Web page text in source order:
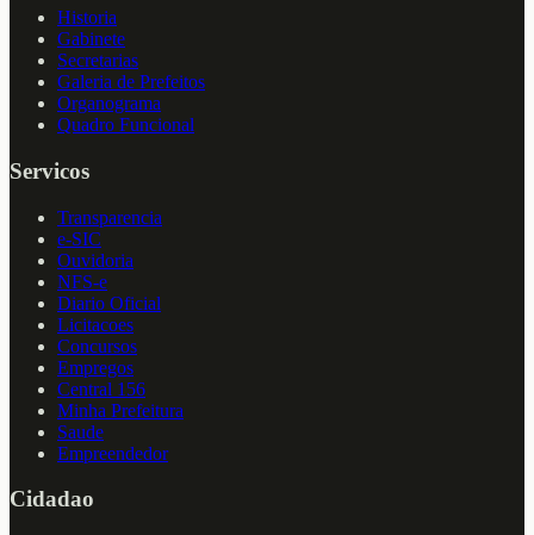
Historia
Gabinete
Secretarias
Galeria de Prefeitos
Organograma
Quadro Funcional
Servicos
Transparencia
e-SIC
Ouvidoria
NFS-e
Diario Oficial
Licitacoes
Concursos
Empregos
Central 156
Minha Prefeitura
Saude
Empreendedor
Cidadao